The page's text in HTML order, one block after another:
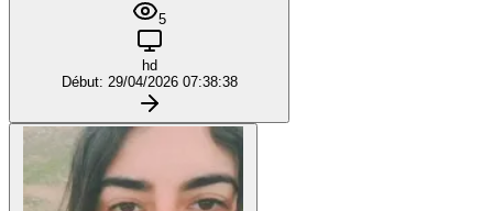
5
hd
Début: 29/04/2026 07:38:38